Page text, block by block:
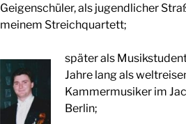
Geigenschüler, als jugendlicher
meinem Streichquartett;
später als
Jahre lang als
Kammermusiker im
Berlin;